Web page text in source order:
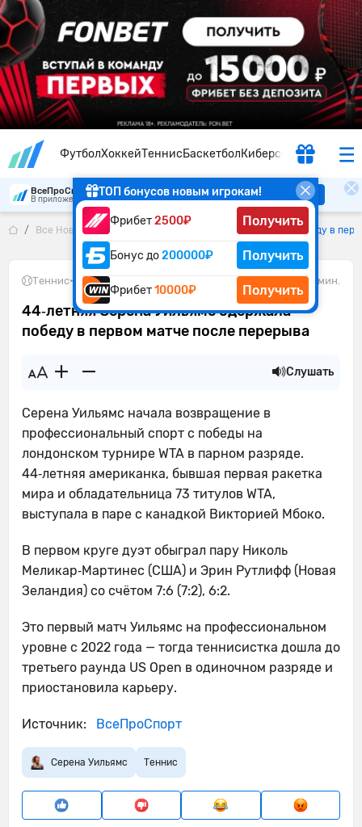
ФутболХоккейТеннисБаскетболКиберспорт
ТОП бонусов новым игрокам!
Фрибет2500₽ Получить
Бонус до200000₽ Получить
Фрибет10000₽ Получить
ВсеПроСпорт
В приложении удобнее Скачать
Все Новости 44‑летняя Серена Уильямс одержала победу в
Теннис• 10.06.2026 1 мин.
44‑летняя Серена Уильямс одержала
победу в первом матче после перерыва
Слушать
Серена Уильямс начала возвращение в
профессиональный спорт с победы на
лондонском турнире WTA в парном разряде.
44‑летняя американка, бывшая первая ракетка
мира и обладательница 73 титулов WTA,
выступала в паре с канадкой Викторией Мбоко.
В первом круге дуэт обыграл пару Николь
Меликар‑Мартинес (США) и Эрин Рутлифф (Новая
Зеландия) со счётом 7:6 (7:2), 6:2.
Это первый матч Уильямс на профессиональном
уровне с 2022 года — тогда теннисистка дошла до
третьего раунда US Open в одиночном разряде и
приостановила карьеру.
Источник: ВсеПроСпорт
Серена Уильямс Теннис